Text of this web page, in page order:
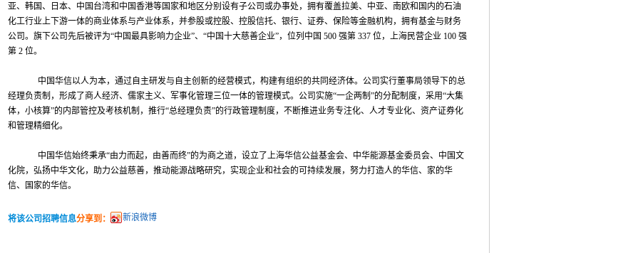
亚、韩国、日本、中国台湾和中国香港等国家和地区分别设有子公司或办事处，拥有覆盖拉美、中亚、南欧和国内的石油
化工行业上下游一体的商业体系与产业体系，并参股或控股、控股信托、银行、证券、保险等金融机构，拥有基金与财务
公司。旗下公司先后被评为“中国最具影响力企业”、“中国十大慈善企业”，位列中国 500 强第 337 位，上海民营企业 100 强
第 2 位。
中国华信以人为本，通过自主研发与自主创新的经营模式，构建有组织的共同经济体。公司实行董事局领导下的总
经理负责制，形成了商人经济、儒家主义、军事化管理三位一体的管理模式。公司实施“一企两制”的分配制度，采用“大集
体，小核算”的内部管控及考核机制，推行“总经理负责”的行政管理制度，不断推进业务专注化、人才专业化、资产证券化
和管理精细化。
中国华信始终秉承“由力而起，由善而终”的为商之道，设立了上海华信公益基金会、中华能源基金委员会、中国文
化院，弘扬中华文化，助力公益慈善，推动能源战略研究，实现企业和社会的可持续发展，努力打造人的华信、家的华
信、国家的华信。
将该公司招聘信息分享到： 新浪微博